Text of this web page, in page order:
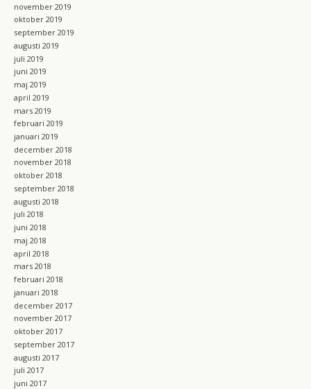
november 2019
oktober 2019
september 2019
augusti 2019
juli 2019
juni 2019
maj 2019
april 2019
mars 2019
februari 2019
januari 2019
december 2018
november 2018
oktober 2018
september 2018
augusti 2018
juli 2018
juni 2018
maj 2018
april 2018
mars 2018
februari 2018
januari 2018
december 2017
november 2017
oktober 2017
september 2017
augusti 2017
juli 2017
juni 2017